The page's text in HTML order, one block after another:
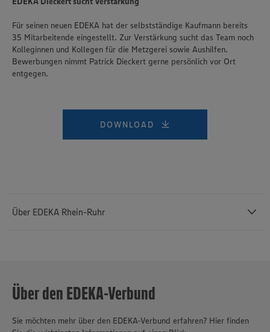
Für seinen neuen EDEKA hat der selbstständige Kaufmann bereits
35 Mitarbeitende eingestellt. Zur Verstärkung sucht das Team noch
Kolleginnen und Kollegen für die Metzgerei sowie Aushilfen.
Bewerbungen nimmt Patrick Dieckert gerne persönlich vor Ort
entgegen.
DOWNLOAD
Über EDEKA Rhein-Ruhr
Niedersachsen und Rheinland-Pfalz rund 680 Vollsortiment-
Lebensmittelmärkte unter den Marken EDEKA und Marktkauf sowie
Der Fleischhof Rasting und die Bäckerei Büsch gehören als
Über den EDEKA-Verbund
Sie möchten mehr über den EDEKA-Verbund erfahren? Hier finden